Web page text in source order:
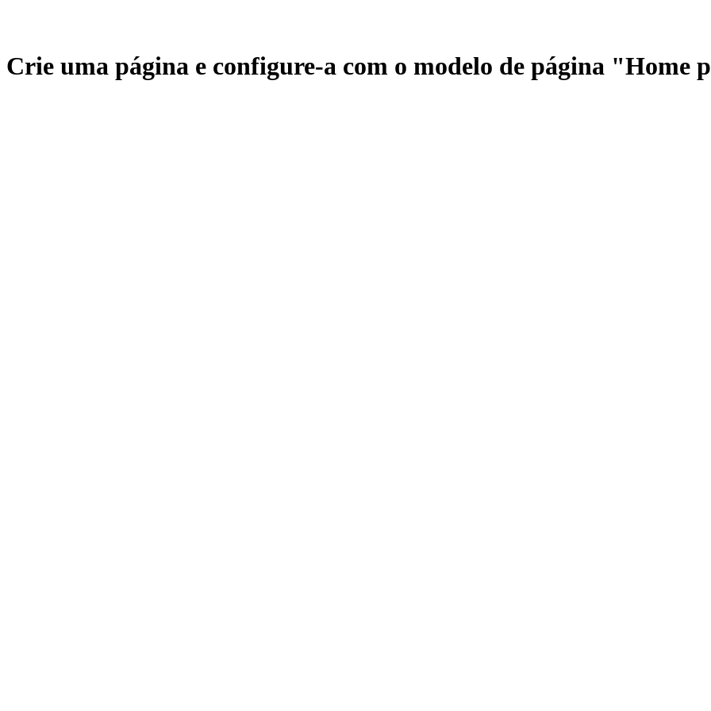
Crie uma página e configure-a com o modelo de página "Home